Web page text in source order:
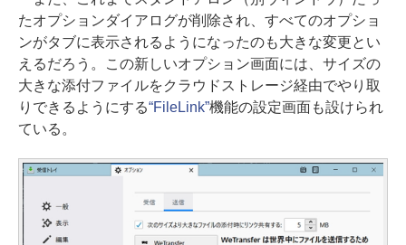
たオプションダイアログが削除され、すべてのオプショ
ンがタブに表示されるようになったのも大きな変更とい
えるだろう。この新しいオプション画面には、サイズの
大きな添付ファイルをクラウドストレージ経由でやり取
りできるようにする“FileLink”機能の設定画面も設けられ
ている。